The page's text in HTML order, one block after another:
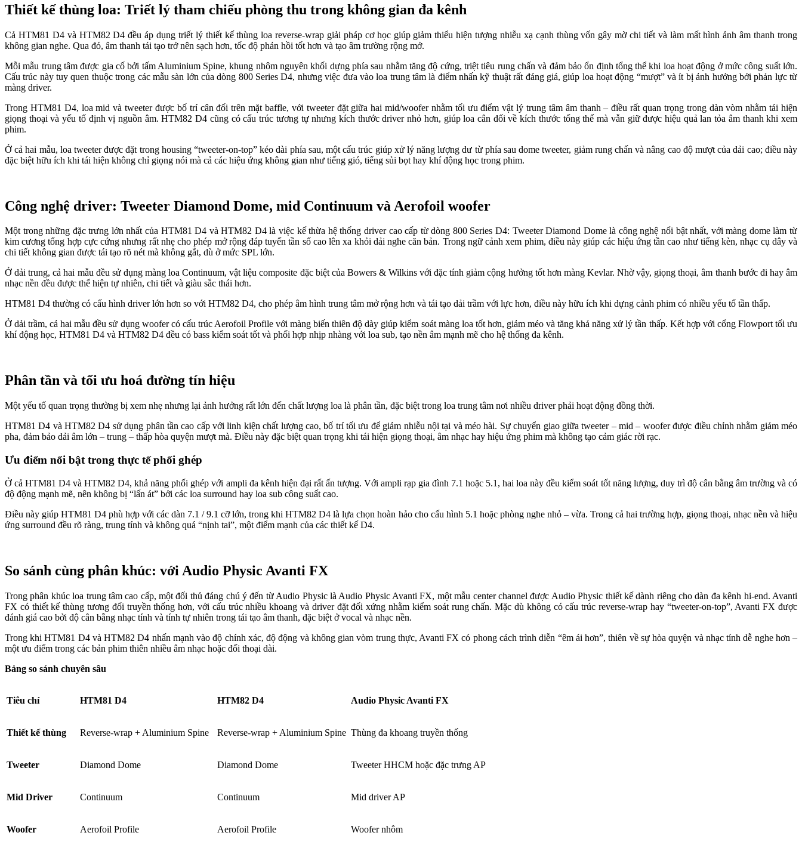
Thiết kế thùng loa: Triết lý tham chiếu phòng thu trong không gian đa kênh
Cả HTM81 D4 và HTM82 D4 đều áp dụng triết lý thiết kế thùng loa reverse-wrap giải pháp cơ học giúp giảm thiểu hiện tượng nhiễu xạ cạnh thùng vốn gây mờ chi tiết và làm mất hình ảnh âm thanh trong
không gian nghe. Qua đó, âm thanh tái tạo trở nên sạch hơn, tốc độ phản hồi tốt hơn và tạo âm trường rộng mở.
Mỗi mẫu trung tâm được gia cố bởi tấm Aluminium Spine, khung nhôm nguyên khối dựng phía sau nhằm tăng độ cứng, triệt tiêu rung chấn và đảm bảo ổn định tổng thể khi loa hoạt động ở mức công suất lớn.
Cấu trúc này tuy quen thuộc trong các mẫu sàn lớn của dòng 800 Series D4, nhưng việc đưa vào loa trung tâm là điểm nhấn kỹ thuật rất đáng giá, giúp loa hoạt động “mượt” và ít bị ảnh hưởng bởi phản lực từ
màng driver.
Trong HTM81 D4, loa mid và tweeter được bố trí cân đối trên mặt baffle, với tweeter đặt giữa hai mid/woofer nhằm tối ưu điểm vật lý trung tâm âm thanh – điều rất quan trọng trong dàn vòm nhằm tái hiện
giọng thoại và yếu tố định vị nguồn âm. HTM82 D4 cũng có cấu trúc tương tự nhưng kích thước driver nhỏ hơn, giúp loa cân đối về kích thước tổng thể mà vẫn giữ được hiệu quả lan tỏa âm thanh khi xem
phim.
Ở cả hai mẫu, loa tweeter được đặt trong housing “tweeter-on-top” kéo dài phía sau, một cấu trúc giúp xử lý năng lượng dư từ phía sau dome tweeter, giảm rung chấn và nâng cao độ mượt của dải cao; điều này
đặc biệt hữu ích khi tái hiện không chỉ giọng nói mà cả các hiệu ứng không gian như tiếng gió, tiếng sủi bọt hay khí động học trong phim.
Công nghệ driver: Tweeter Diamond Dome, mid Continuum và Aerofoil woofer
Một trong những đặc trưng lớn nhất của HTM81 D4 và HTM82 D4 là việc kế thừa hệ thống driver cao cấp từ dòng 800 Series D4: Tweeter Diamond Dome là công nghệ nổi bật nhất, với màng dome làm từ
kim cương tổng hợp cực cứng nhưng rất nhẹ cho phép mở rộng đáp tuyến tần số cao lên xa khỏi dải nghe căn bản. Trong ngữ cảnh xem phim, điều này giúp các hiệu ứng tần cao như tiếng kèn, nhạc cụ dây và
chi tiết không gian được tái tạo rõ nét mà không gắt, dù ở mức SPL lớn.
Ở dải trung, cả hai mẫu đều sử dụng màng loa Continuum, vật liệu composite đặc biệt của Bowers & Wilkins với đặc tính giảm cộng hưởng tốt hơn màng Kevlar. Nhờ vậy, giọng thoại, âm thanh bước đi hay âm
nhạc nền đều được thể hiện tự nhiên, chi tiết và giàu sắc thái hơn.
HTM81 D4 thường có cấu hình driver lớn hơn so với HTM82 D4, cho phép âm hình trung tâm mở rộng hơn và tái tạo dải trầm với lực hơn, điều này hữu ích khi dựng cảnh phim có nhiều yếu tố tần thấp.
Ở dải trầm, cả hai mẫu đều sử dụng woofer có cấu trúc Aerofoil Profile với màng biến thiên độ dày giúp kiểm soát màng loa tốt hơn, giảm méo và tăng khả năng xử lý tần thấp. Kết hợp với cổng Flowport tối ưu
khí động học, HTM81 D4 và HTM82 D4 đều có bass kiểm soát tốt và phối hợp nhịp nhàng với loa sub, tạo nền âm mạnh mẽ cho hệ thống đa kênh.
Phân tần và tối ưu hoá đường tín hiệu
Một yếu tố quan trọng thường bị xem nhẹ nhưng lại ảnh hưởng rất lớn đến chất lượng loa là phân tần, đặc biệt trong loa trung tâm nơi nhiều driver phải hoạt động đồng thời.
HTM81 D4 và HTM82 D4 sử dụng phân tần cao cấp với linh kiện chất lượng cao, bố trí tối ưu để giảm nhiễu nội tại và méo hài. Sự chuyển giao giữa tweeter – mid – woofer được điều chỉnh nhằm giảm méo
pha, đảm bảo dải âm lớn – trung – thấp hòa quyện mượt mà. Điều này đặc biệt quan trọng khi tái hiện giọng thoại, âm nhạc hay hiệu ứng phim mà không tạo cảm giác rời rạc.
Ưu điểm nổi bật trong thực tế phối ghép
Ở cả HTM81 D4 và HTM82 D4, khả năng phối ghép với ampli đa kênh hiện đại rất ấn tượng. Với ampli rạp gia đình 7.1 hoặc 5.1, hai loa này đều kiểm soát tốt năng lượng, duy trì độ cân bằng âm trường và có
độ động mạnh mẽ, nên không bị “lấn át” bởi các loa surround hay loa sub công suất cao.
Điều này giúp HTM81 D4 phù hợp với các dàn 7.1 / 9.1 cỡ lớn, trong khi HTM82 D4 là lựa chọn hoàn hảo cho cấu hình 5.1 hoặc phòng nghe nhỏ – vừa. Trong cả hai trường hợp, giọng thoại, nhạc nền và hiệu
ứng surround đều rõ ràng, trung tính và không quá “nịnh tai”, một điểm mạnh của các thiết kế D4.
So sánh cùng phân khúc: với Audio Physic Avanti FX
Trong phân khúc loa trung tâm cao cấp, một đối thủ đáng chú ý đến từ Audio Physic là Audio Physic Avanti FX, một mẫu center channel được Audio Physic thiết kế dành riêng cho dàn đa kênh hi-end. Avanti
FX có thiết kế thùng tương đối truyền thống hơn, với cấu trúc nhiều khoang và driver đặt đối xứng nhằm kiểm soát rung chấn. Mặc dù không có cấu trúc reverse-wrap hay “tweeter-on-top”, Avanti FX được
đánh giá cao bởi độ cân bằng nhạc tính và tính tự nhiên trong tái tạo âm thanh, đặc biệt ở vocal và nhạc nền.
Trong khi HTM81 D4 và HTM82 D4 nhấn mạnh vào độ chính xác, độ động và không gian vòm trung thực, Avanti FX có phong cách trình diễn “êm ái hơn”, thiên về sự hòa quyện và nhạc tính dễ nghe hơn –
một ưu điểm trong các bản phim thiên nhiều âm nhạc hoặc đối thoại dài.
Bảng so sánh chuyên sâu
Tiêu chí HTM81 D4 HTM82 D4 Audio Physic Avanti FX
Thiết kế thùng Reverse-wrap + Aluminium Spine Reverse-wrap + Aluminium Spine Thùng đa khoang truyền thống
Tweeter Diamond Dome Diamond Dome Tweeter HHCM hoặc đặc trưng AP
Mid Driver Continuum Continuum Mid driver AP
Woofer Aerofoil Profile Aerofoil Profile Woofer nhôm